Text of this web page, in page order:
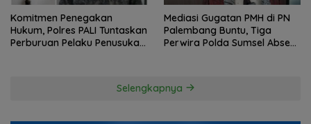
Komitmen Penegakan
Hukum, Polres PALI Tuntaskan
Perburuan Pelaku Penusukan
Mediasi Gugatan PMH di PN
Palembang Buntu, Tiga
Perwira Polda Sumsel Absen,
Selengkapnya